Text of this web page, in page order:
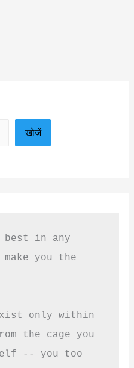
खोजें
in any
you the
only within
the cage you
-- you too